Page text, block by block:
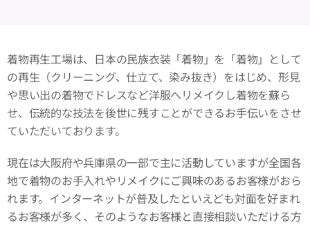
着物再生工場は、日本の民族衣装「着物」を「着物」として
の再生（クリーニング、仕立て、染み抜き）をはじめ、形見
や思い出の着物でドレスなど洋服へリメイクし着物を蘇ら
せ、伝統的な技法を後世に残すことができるお手伝いをさせ
ていただいております。
現在は大阪府や兵庫県の一部で主に活動していますが全国各
地で着物のお手入れやリメイクにご興味のあるお客様がおら
れます。インターネットが普及したといえども対面を好まれ
るお客様が多く、そのようなお客様と直接相談いただける方